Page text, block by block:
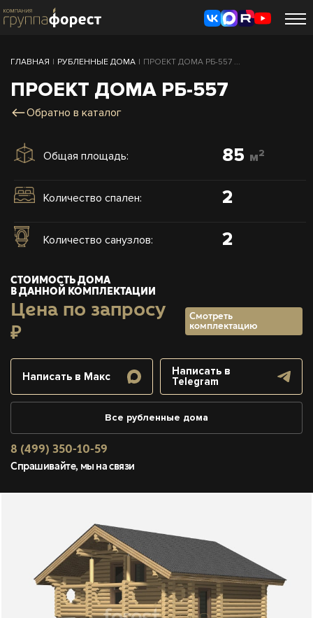
ГЛАВНАЯ | РУБЛЕННЫЕ ДОМА | ПРОЕКТ ДОМА РБ-557 ...
ПРОЕКТ ДОМА РБ-557
Обратно в каталог
Общая площадь: 85 м2
Количество спален: 2
Количество санузлов: 2
СТОИМОСТЬ ДОМА
В ДАННОЙ КОМПЛЕКТАЦИИ
Цена по запросу
₽
Смотреть
комплектацию
Написать в Макс
Написать в
Telegram
Все рубленные дома
8 (499) 350-10-59
Спрашивайте, мы на связи